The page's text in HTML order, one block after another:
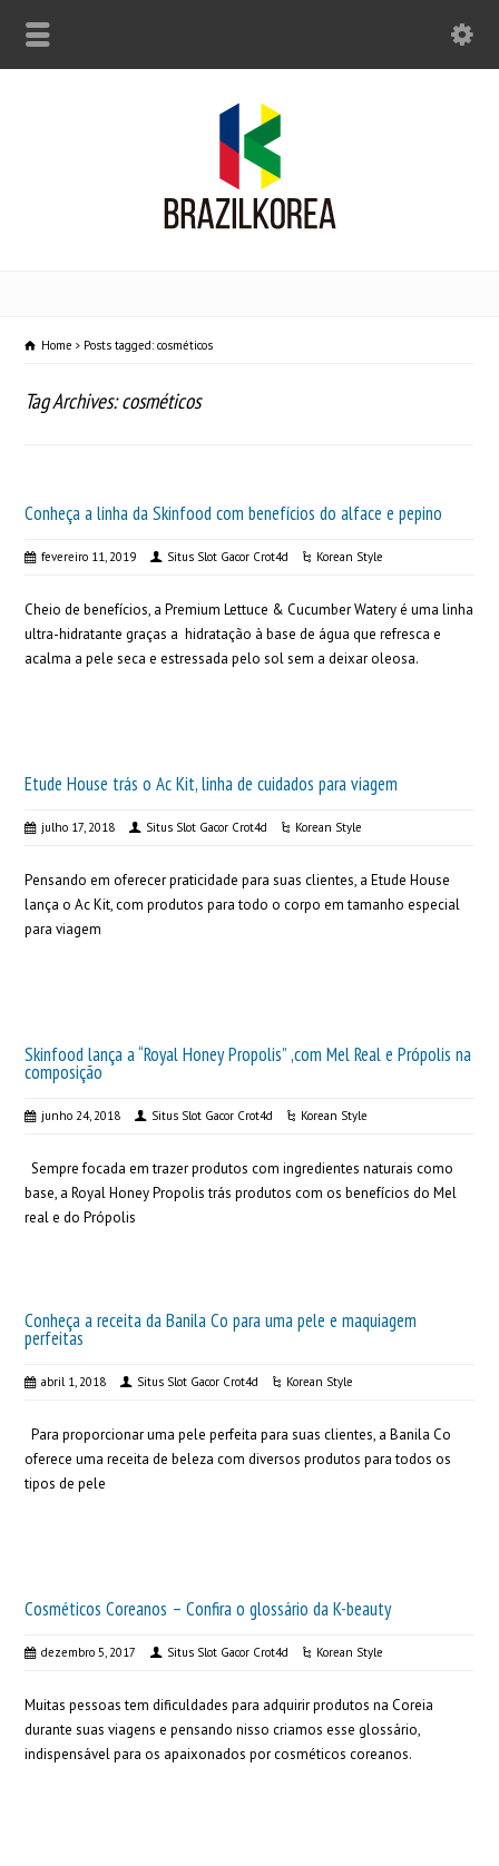
Home Posts tagged: cosméticos
Tag Archives: cosméticos
Conheça a linha da Skinfood com benefícios do alface e pepino
fevereiro 11, 2019 Situs Slot Gacor Crot4d Korean Style
Cheio de benefícios, a Premium Lettuce & Cucumber Watery é uma linha
ultra-hidratante graças a hidratação à base de água que refresca e
acalma a pele seca e estressada pelo sol sem a deixar oleosa.
Etude House trás o Ac Kit, linha de cuidados para viagem
julho 17, 2018 Situs Slot Gacor Crot4d Korean Style
Pensando em oferecer praticidade para suas clientes, a Etude House
lança o Ac Kit, com produtos para todo o corpo em tamanho especial
para viagem
Skinfood lança a “Royal Honey Propolis” ,com Mel Real e Própolis na
composição
junho 24, 2018 Situs Slot Gacor Crot4d Korean Style
Sempre focada em trazer produtos com ingredientes naturais como
base, a Royal Honey Propolis trás produtos com os benefícios do Mel
real e do Própolis
Conheça a receita da Banila Co para uma pele e maquiagem
perfeitas
abril 1, 2018 Situs Slot Gacor Crot4d Korean Style
Para proporcionar uma pele perfeita para suas clientes, a Banila Co
oferece uma receita de beleza com diversos produtos para todos os
tipos de pele
Cosméticos Coreanos – Confira o glossário da K-beauty
dezembro 5, 2017 Situs Slot Gacor Crot4d Korean Style
Muitas pessoas tem dificuldades para adquirir produtos na Coreia
durante suas viagens e pensando nisso criamos esse glossário,
indispensável para os apaixonados por cosméticos coreanos.